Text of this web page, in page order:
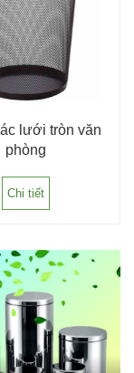
lưới tròn văn
phòng
Chi tiết